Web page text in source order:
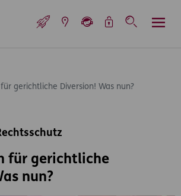
Startseite
Aktiengesellschaft
gerichtliche Diversion! Was nun?
für gerichtliche
nun?